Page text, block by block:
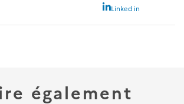
Linked in
également